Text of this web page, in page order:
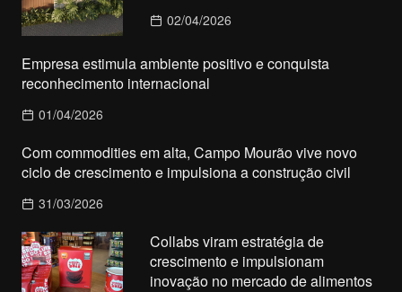
02/04/2026
Empresa estimula ambiente positivo e conquista
reconhecimento internacional
01/04/2026
Com commodities em alta, Campo Mourão vive novo
ciclo de crescimento e impulsiona a construção civil
31/03/2026
Collabs viram estratégia de
crescimento e impulsionam
inovação no mercado de alimentos